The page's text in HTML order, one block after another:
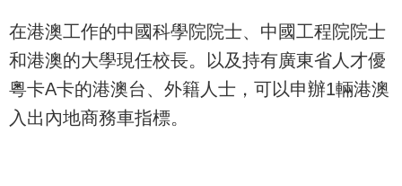
在港澳工作的中國科學院院士、中國工程院院士
和港澳的大學現任校長。以及持有廣東省人才優
粵卡A卡的港澳台、外籍人士，可以申辦1輛港澳
入出內地商務車指標。